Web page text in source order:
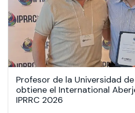
Profesor de la Universidad
obtiene el International
IPRRC 2026